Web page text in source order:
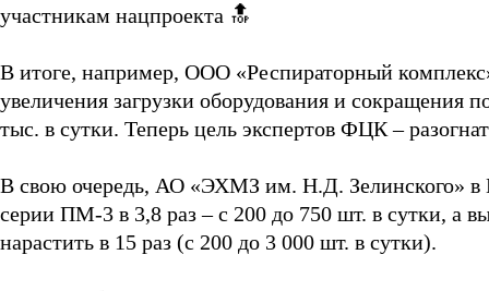
участникам нацпроекта 🔝
В итоге, например, ООО «Респираторный
увеличения загрузки оборудования и сокращения
тыс. в сутки. Теперь цель экспертов ФЦК –
В свою очередь, АО «ЭХМЗ им. Н.Д. Зелинского» в
серии ПМ-3 в 3,8 раз – c 200 до 750 шт. в сутки,
нарастить в 15 раз (с 200 до 3 000 шт. в сутки).